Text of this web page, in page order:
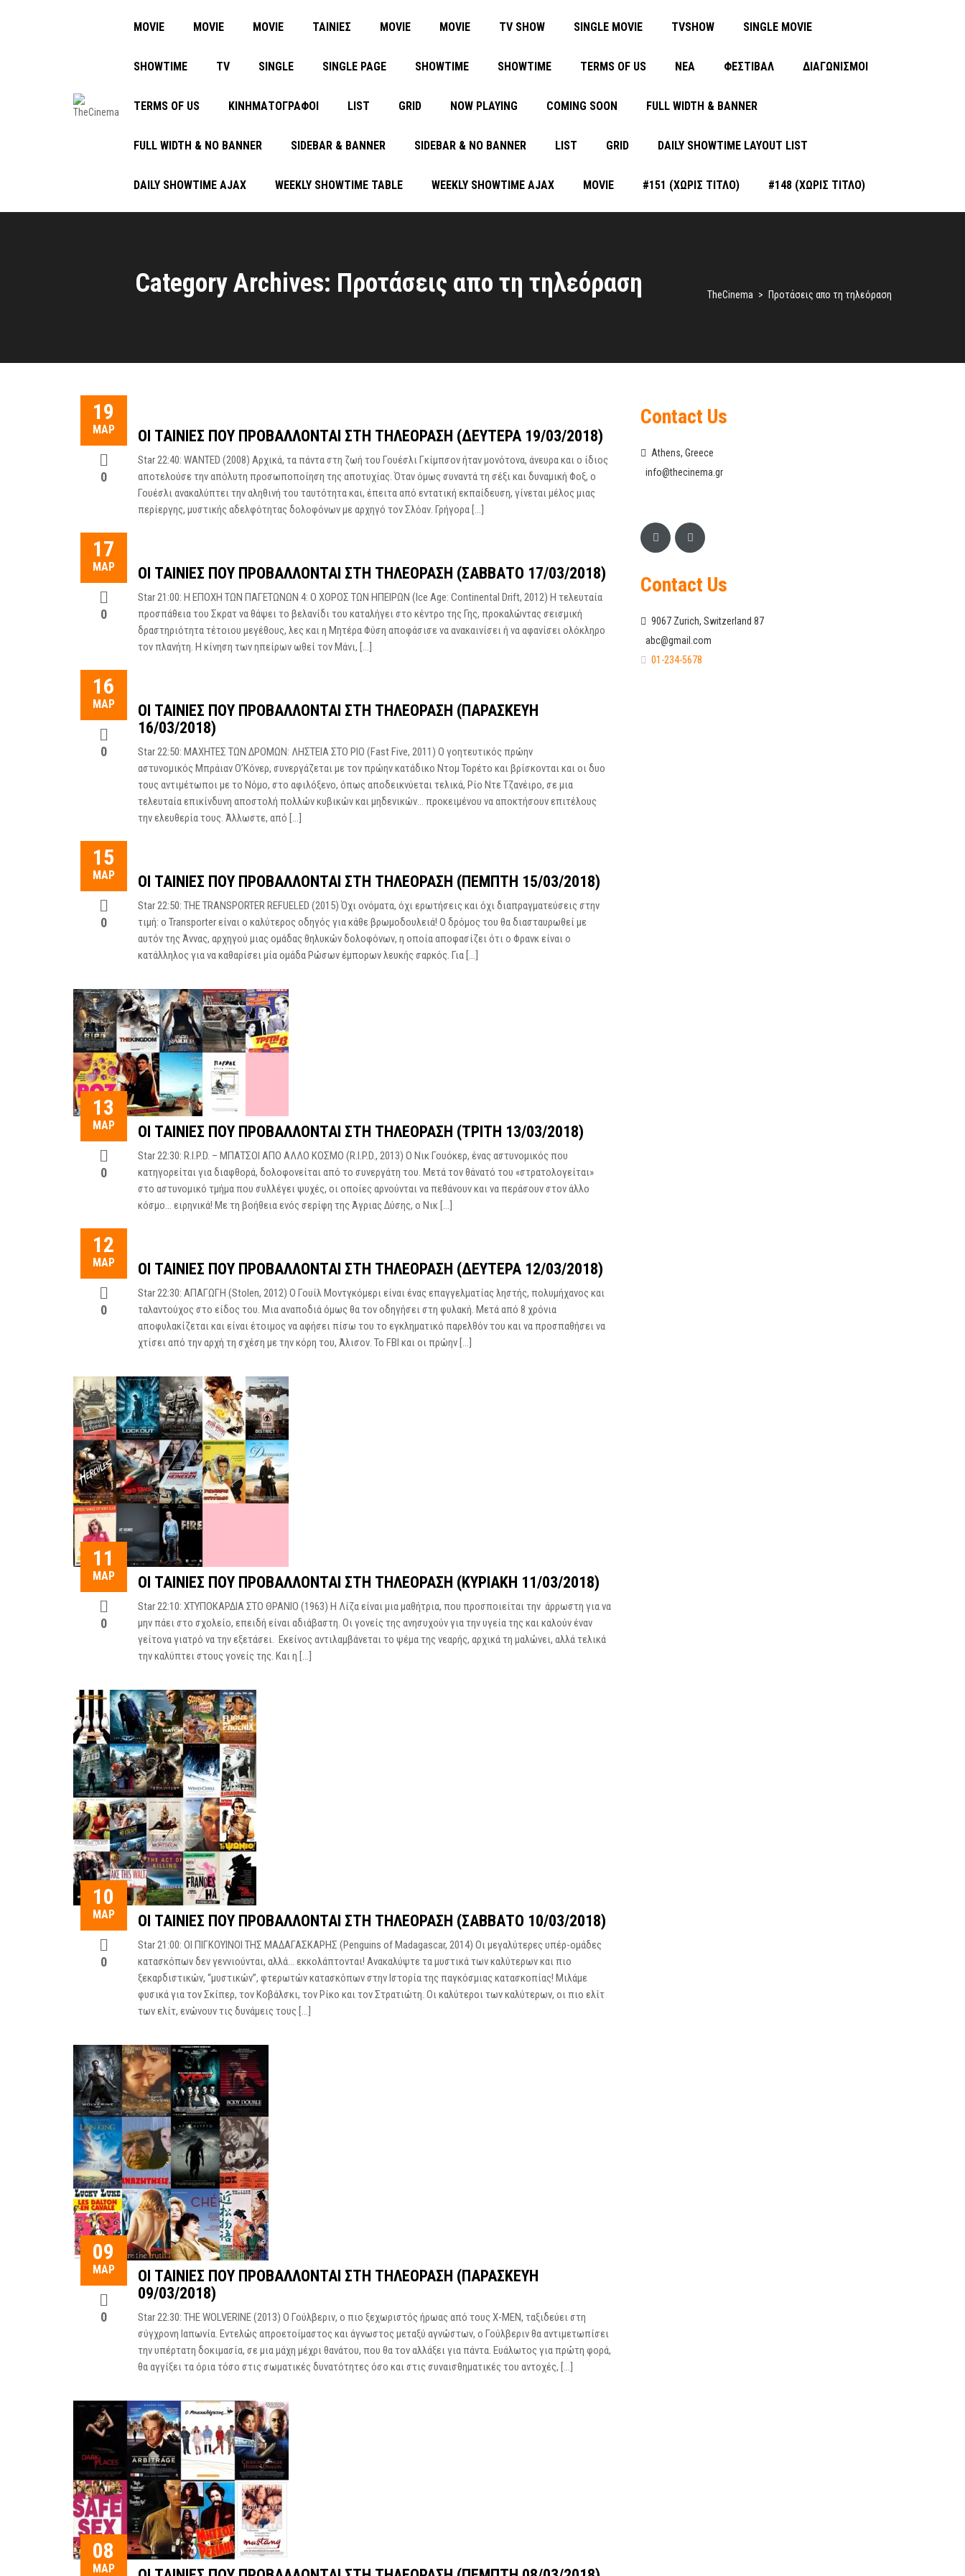
MOVIE MOVIE MOVIE ΤΑΙΝΙΕΣ MOVIE MOVIE TV SHOW SINGLE MOVIE TVSHOW SINGLE MOVIE
SHOWTIME TV SINGLE SINGLE PAGE SHOWTIME SHOWTIME TERMS OF US ΝΈΑ ΦΕΣΤΙΒΑΛ ΔΙΑΓΩΝΙΣΜΟΙ
TERMS OF US ΚΙΝΗΜΑΤΟΓΡΑΦΟΙ LIST GRID NOW PLAYING COMING SOON FULL WIDTH & BANNER
FULL WIDTH & NO BANNER SIDEBAR & BANNER SIDEBAR & NO BANNER LIST GRID DAILY SHOWTIME LAYOUT LIST
DAILY SHOWTIME AJAX WEEKLY SHOWTIME TABLE WEEKLY SHOWTIME AJAX MOVIE #151 (ΧΩΡΊΣ ΤΊΤΛΟ) #148 (ΧΩΡΊΣ ΤΊΤΛΟ)
Category Archives: Προτάσεις απο τη τηλεόραση TheCinema > Προτάσεις απο τη τηλεόραση
19
ΜΑΡ
0
ΟΙ ΤΑΙΝΊΕΣ ΠΟΥ ΠΡΟΒΆΛΛΟΝΤΑΙ ΣΤΗ ΤΗΛΕΌΡΑΣΗ (ΔΕΥΤΈΡΑ 19/03/2018)
Star 22:40: WANTED (2008) Αρχικά, τα πάντα στη ζωή του Γουέσλι Γκίμπσον ήταν μονότονα, άνευρα και ο ίδιος
αποτελούσε την απόλυτη προσωποποίηση της αποτυχίας. Όταν όμως συναντά τη σέξι και δυναμική Φοξ, ο
Γουέσλι ανακαλύπτει την αληθινή του ταυτότητα και, έπειτα από εντατική εκπαίδευση, γίνεται μέλος μιας
περίεργης, μυστικής αδελφότητας δολοφόνων με αρχηγό τον Σλόαν. Γρήγορα […]
17
ΜΑΡ
0
ΟΙ ΤΑΙΝΊΕΣ ΠΟΥ ΠΡΟΒΆΛΛΟΝΤΑΙ ΣΤΗ ΤΗΛΕΌΡΑΣΗ (ΣΆΒΒΑΤΟ 17/03/2018)
Star 21:00: Η ΕΠΟΧΗ ΤΩΝ ΠΑΓΕΤΩΝΩΝ 4: Ο ΧΟΡΟΣ ΤΩΝ ΗΠΕΙΡΩΝ (Ice Age: Continental Drift, 2012) Η τελευταία
προσπάθεια του Σκρατ να θάψει το βελανίδι του καταλήγει στο κέντρο της Γης, προκαλώντας σεισμική
δραστηριότητα τέτοιου μεγέθους, λες και η Μητέρα Φύση αποφάσισε να ανακαινίσει ή να αφανίσει ολόκληρο
τον πλανήτη. Η κίνηση των ηπείρων ωθεί τον Μάνι, […]
16
ΜΑΡ
0
ΟΙ ΤΑΙΝΊΕΣ ΠΟΥ ΠΡΟΒΆΛΛΟΝΤΑΙ ΣΤΗ ΤΗΛΕΌΡΑΣΗ (ΠΑΡΑΣΚΕΥΉ
16/03/2018)
Star 22:50: ΜΑΧΗΤΕΣ ΤΩΝ ΔΡΟΜΩΝ: ΛΗΣΤΕΙΑ ΣΤΟ ΡΙΟ (Fast Five, 2011) Ο γοητευτικός πρώην
αστυνομικός Μπράιαν Ο’Κόνερ, συνεργάζεται με τον πρώην κατάδικο Ντομ Τορέτο και βρίσκονται και οι δυο
τους αντιμέτωποι με το Νόμο, στο αφιλόξενο, όπως αποδεικνύεται τελικά, Ρίο Ντε Τζανέιρο, σε μια
τελευταία επικίνδυνη αποστολή πολλών κυβικών και μηδενικών… προκειμένου να αποκτήσουν επιτέλους
την ελευθερία τους. Άλλωστε, από […]
15
ΜΑΡ
0
ΟΙ ΤΑΙΝΊΕΣ ΠΟΥ ΠΡΟΒΆΛΛΟΝΤΑΙ ΣΤΗ ΤΗΛΕΌΡΑΣΗ (ΠΈΜΠΤΗ 15/03/2018)
Star 22:50: THE TRANSPORTER REFUELED (2015) Όχι ονόματα, όχι ερωτήσεις και όχι διαπραγματεύσεις στην
τιμή: ο Transporter είναι ο καλύτερος οδηγός για κάθε βρωμοδουλειά! Ο δρόμος του θα διασταυρωθεί με
αυτόν της Άννας, αρχηγού μιας ομάδας θηλυκών δολοφόνων, η οποία αποφασίζει ότι ο Φρανκ είναι ο
κατάλληλος για να καθαρίσει μία ομάδα Ρώσων έμπορων λευκής σαρκός. Για […]
13
ΜΑΡ
0
ΟΙ ΤΑΙΝΊΕΣ ΠΟΥ ΠΡΟΒΆΛΛΟΝΤΑΙ ΣΤΗ ΤΗΛΕΌΡΑΣΗ (ΤΡΊΤΗ 13/03/2018)
Star 22:30: R.I.P.D. – ΜΠΑΤΣΟΙ ΑΠΟ ΑΛΛΟ ΚΟΣΜΟ (R.I.P.D., 2013) Ο Νικ Γουόκερ, ένας αστυνομικός που
κατηγορείται για διαφθορά, δολοφονείται από το συνεργάτη του. Μετά τον θάνατό του «στρατολογείται»
στο αστυνομικό τμήμα που συλλέγει ψυχές, οι οποίες αρνούνται να πεθάνουν και να περάσουν στον άλλο
κόσμο… ειρηνικά! Με τη βοήθεια ενός σερίφη της Άγριας Δύσης, ο Νικ […]
12
ΜΑΡ
0
ΟΙ ΤΑΙΝΊΕΣ ΠΟΥ ΠΡΟΒΆΛΛΟΝΤΑΙ ΣΤΗ ΤΗΛΕΌΡΑΣΗ (ΔΕΥΤΈΡΑ 12/03/2018)
Star 22:30: ΑΠΑΓΩΓΗ (Stolen, 2012) Ο Γουίλ Μοντγκόμερι είναι ένας επαγγελματίας ληστής, πολυμήχανος και
ταλαντούχος στο είδος του. Μια αναποδιά όμως θα τον οδηγήσει στη φυλακή. Μετά από 8 χρόνια
αποφυλακίζεται και είναι έτοιμος να αφήσει πίσω του το εγκληματικό παρελθόν του και να προσπαθήσει να
χτίσει από την αρχή τη σχέση με την κόρη του, Άλισον. Το FBI και οι πρώην […]
11
ΜΑΡ
0
ΟΙ ΤΑΙΝΊΕΣ ΠΟΥ ΠΡΟΒΆΛΛΟΝΤΑΙ ΣΤΗ ΤΗΛΕΌΡΑΣΗ (ΚΥΡΙΑΚΉ 11/03/2018)
Star 22:10: ΧΤΥΠΟΚΑΡΔΙΑ ΣΤΟ ΘΡΑΝΙΟ (1963) H Λίζα είναι μια μαθήτρια, που προσποιείται την άρρωστη για να
μην πάει στο σχολείο, επειδή είναι αδιάβαστη. Οι γονείς της ανησυχούν για την υγεία της και καλούν έναν
γείτονα γιατρό να την εξετάσει. Εκείνος αντιλαμβάνεται το ψέμα της νεαρής, αρχικά τη μαλώνει, αλλά τελικά
την καλύπτει στους γονείς της. Και η […]
10
ΜΑΡ
0
ΟΙ ΤΑΙΝΊΕΣ ΠΟΥ ΠΡΟΒΆΛΛΟΝΤΑΙ ΣΤΗ ΤΗΛΕΌΡΑΣΗ (ΣΆΒΒΑΤΟ 10/03/2018)
Star 21:00: ΟΙ ΠΙΓΚΟΥΙΝΟΙ ΤΗΣ ΜΑΔΑΓΑΣΚΑΡΗΣ (Penguins of Madagascar, 2014) Οι μεγαλύτερες υπέρ-ομάδες
κατασκόπων δεν γεννιούνται, αλλά… εκκολάπτονται! Ανακαλύψτε τα μυστικά των καλύτερων και πιο
ξεκαρδιστικών, “μυστικών”, φτερωτών κατασκόπων στην Ιστορία της παγκόσμιας κατασκοπίας! Μιλάμε
φυσικά για τον Σκίπερ, τον Κοβάλσκι, τον Ρίκο και τον Στρατιώτη. Οι καλύτεροι των καλύτερων, οι πιο ελίτ
των ελίτ, ενώνουν τις δυνάμεις τους […]
09
ΜΑΡ
0
ΟΙ ΤΑΙΝΊΕΣ ΠΟΥ ΠΡΟΒΆΛΛΟΝΤΑΙ ΣΤΗ ΤΗΛΕΌΡΑΣΗ (ΠΑΡΑΣΚΕΥΉ
09/03/2018)
Star 22:30: THE WOLVERINE (2013) Ο Γούλβεριν, ο πιο ξεχωριστός ήρωας από τους Χ-ΜΕΝ, ταξιδεύει στη
σύγχρονη Ιαπωνία. Εντελώς απροετοίμαστος και άγνωστος μεταξύ αγνώστων, ο Γούλβεριν θα αντιμετωπίσει
την υπέρτατη δοκιμασία, σε μια μάχη μέχρι θανάτου, που θα τον αλλάξει για πάντα. Ευάλωτος για πρώτη φορά,
θα αγγίξει τα όρια τόσο στις σωματικές δυνατότητες όσο και στις συναισθηματικές του αντοχές, […]
08
ΜΑΡ
Contact Us
Athens, Greece
info@thecinema.gr
Contact Us
9067 Zurich, Switzerland 87
abc@gmail.com
01-234-5678